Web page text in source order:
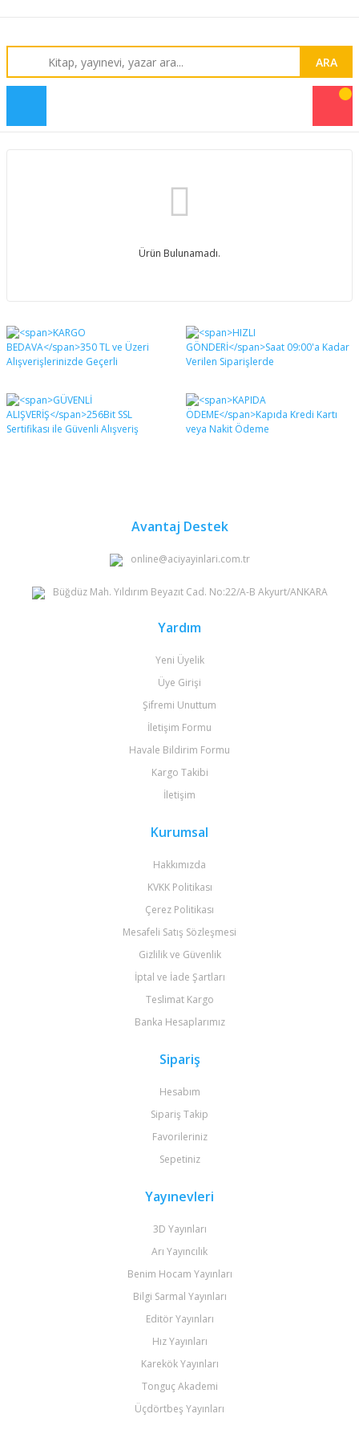
ARA
Ürün Bulunamadı.
Avantaj Destek
online@aciyayinlari.com.tr
Büğdüz Mah. Yıldırım Beyazıt Cad. No:22/A-B Akyurt/ANKARA
Yardım
Yeni Üyelik
Üye Girişi
Şifremi Unuttum
İletişim Formu
Havale Bildirim Formu
Kargo Takibi
İletişim
Kurumsal
Hakkımızda
KVKK Politikası
Çerez Politikası
Mesafeli Satış Sözleşmesi
Gizlilik ve Güvenlik
İptal ve İade Şartları
Teslimat Kargo
Banka Hesaplarımız
Sipariş
Hesabım
Sipariş Takip
Favorileriniz
Sepetiniz
Yayınevleri
3D Yayınları
Arı Yayıncılık
Benim Hocam Yayınları
Bilgi Sarmal Yayınları
Editör Yayınları
Hız Yayınları
Karekök Yayınları
Tonguç Akademi
Üçdörtbeş Yayınları